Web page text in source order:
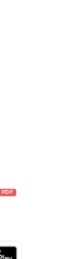
PDF